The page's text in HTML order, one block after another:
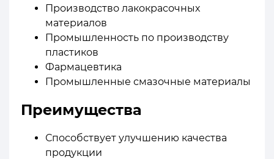
Производство лакокрасочных
материалов
Промышленность по производству
пластиков
Фармацевтика
Промышленные смазочные материалы
Преимущества
Способствует улучшению качества
продукции